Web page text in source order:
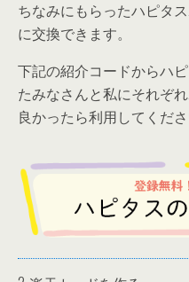
ちなみにもらったハピタ
に交換できます。
下記の紹介コードからハ
たみなさんと私にそれぞ
良かったら利用してくださ